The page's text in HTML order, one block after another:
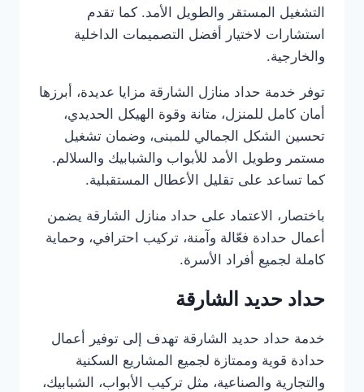
التشغيل المستقر والطويل الأمد. كما تقدم
استشارات لاختيار أفضل التصميمات الداخلية
والخارجية.
توفر خدمة حداد منازل الشارقة مزايا عديدة، أبرزها
أمان كامل للمنزل، متانة وقوة الهيكل الحديدي،
تحسين الشكل الجمالي للمبنى، وضمان تشغيل
مستمر وطويل الأمد للأبواب والشبابيك والسلالم.
كما تساعد على تقليل الأعطال المستقبلية.
باختصار، الاعتماد على حداد منازل الشارقة يضمن
أعمال حدادة فعّالة وآمنة، تركيب احترافي، وحماية
كاملة لجميع أفراد الأسرة.
حداد حديد الشارقة
خدمة حداد حديد الشارقة تهدف إلى توفير أعمال
حدادة قوية وممتازة لجميع المشاريع السكنية
والتجارية والصناعية، مثل تركيب الأبواب، الشبابيك،